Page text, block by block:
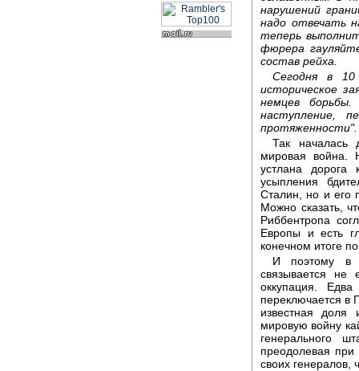
нарушений
надо отвечать
теперь
фюрера
состав рейха.
Сегодня в 10
историческое
немцев
наступление,
протяженности".
Так началась
мировая война.
устлана
усыпления
Сталин, но и его
Можно сказать,
Риббентропа
Европы и есть
конечном итоге
И поэтому в
связывается
оккупация.
переключается в
известная доля
мировую войну
генерального
преодолевая при
своих генералов,